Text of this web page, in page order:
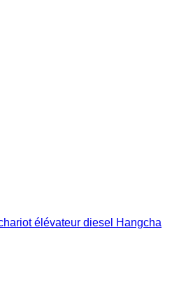
élévateur diesel Hangcha